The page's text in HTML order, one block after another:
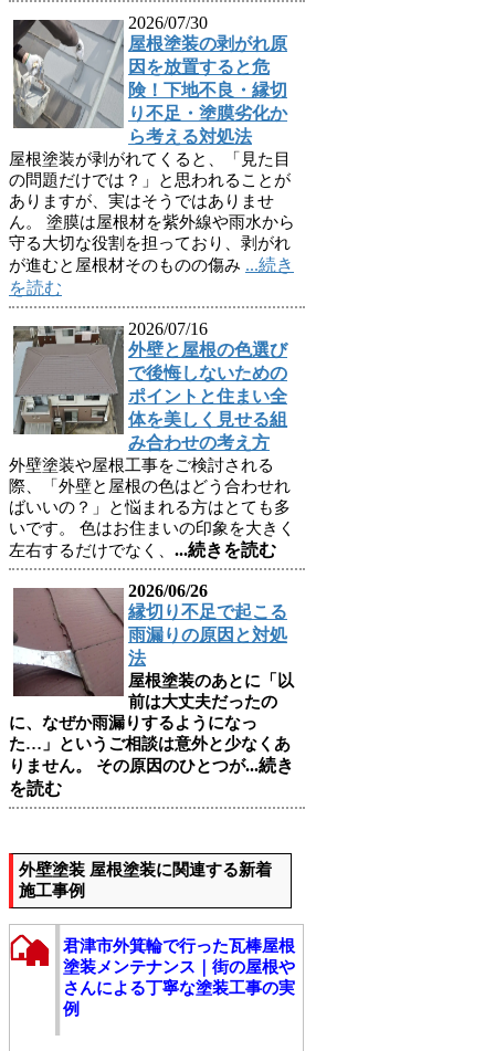
2026/07/30
屋根塗装の剥がれ原
因を放置すると危
険！下地不良・縁切
り不足・塗膜劣化か
ら考える対処法
屋根塗装が剥がれてくると、「見た目
の問題だけでは？」と思われることが
ありますが、実はそうではありませ
ん。 塗膜は屋根材を紫外線や雨水から
守る大切な役割を担っており、剥がれ
が進むと屋根材そのものの傷み ...続き
を読む
2026/07/16
外壁と屋根の色選び
で後悔しないための
ポイントと住まい全
体を美しく見せる組
み合わせの考え方
外壁塗装や屋根工事をご検討される
際、「外壁と屋根の色はどう合わせれ
ばいいの？」と悩まれる方はとても多
いです。 色はお住まいの印象を大きく
左右するだけでなく、 ...続きを読む
2026/06/26
縁切り不足で起こる
雨漏りの原因と対処
法
屋根塗装のあとに「以
前は大丈夫だったの
に、なぜか雨漏りするようになっ
た…」というご相談は意外と少なくあ
りません。 その原因のひとつが...続き
を読む
外壁塗装 屋根塗装に関連する新着
施工事例
君津市外箕輪で行った瓦棒屋根
塗装メンテナンス｜街の屋根や
さんによる丁寧な塗装工事の実
例